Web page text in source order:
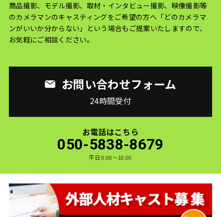
商品撮影、モデル撮影、取材・インタビュー撮影、映像撮影等
のカメラマンのキャスティングをご希望の方へ 「どのカメラマ
ンがいいか分からない」という場合もご提案いたしますので、
お気軽にご相談ください。
お問い合わせフォーム
24時間受付
お電話はこちら
050-5838-8679
平日 9:00〜18:00